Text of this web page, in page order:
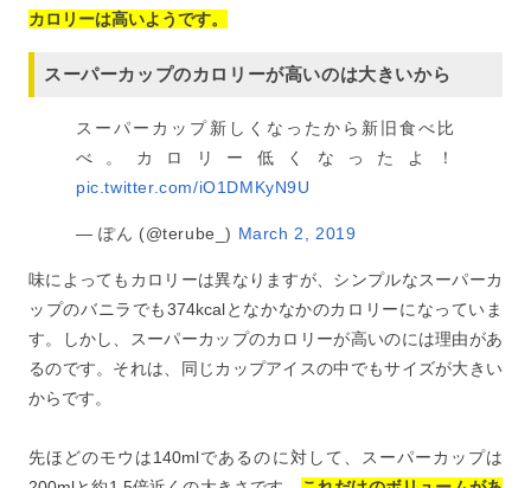
カロリーは高いようです。
スーパーカップのカロリーが高いのは大きいから
スーパーカップ新しくなったから新旧食べ比
べ。カロリー低くなったよ！
pic.twitter.com/iO1DMKyN9U
— ぽん (@terube_) March 2, 2019
味によってもカロリーは異なりますが、シンプルなスーパーカ
ップのバニラでも374kcalとなかなかのカロリーになっていま
す。しかし、スーパーカップのカロリーが高いのには理由があ
るのです。それは、同じカップアイスの中でもサイズが大きい
からです。
先ほどのモウは140mlであるのに対して、スーパーカップは